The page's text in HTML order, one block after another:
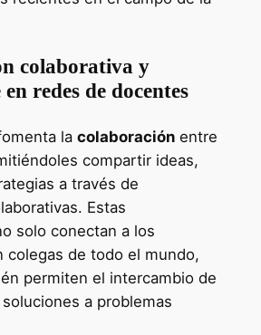
colaborativa y
redes de docentes
la colaboraciónentre
compartir ideas,
a través de
Estas
solo conectan a los
colegas de todo el mundo,
permiten el intercambio de
a problemas